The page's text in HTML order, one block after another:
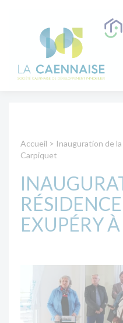
Accueil > Inauguration de
Carpiquet
EXUPÉRY